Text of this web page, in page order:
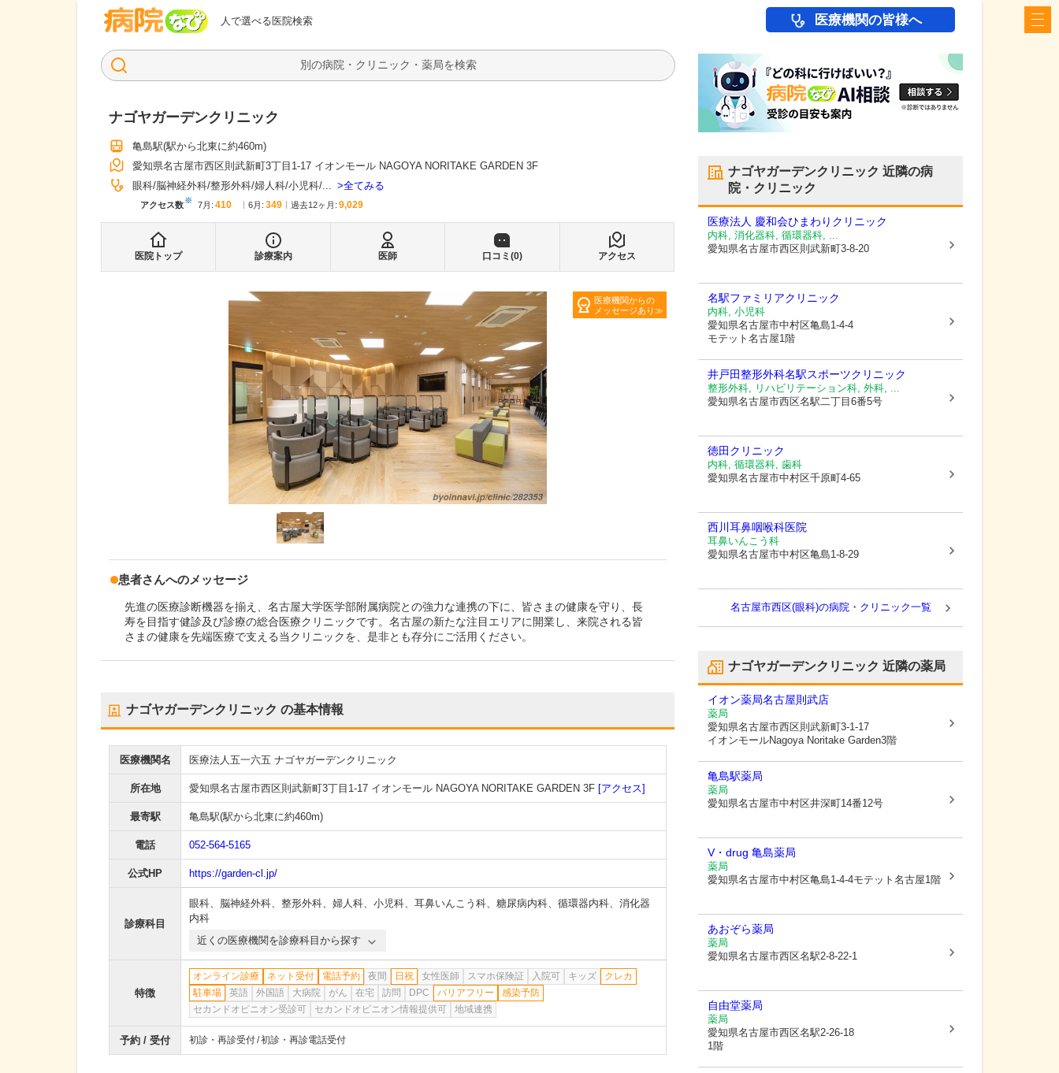
人で選べる医院検索
病院なび 医療機関の皆様へ
検索
ナゴヤガーデンクリニック
亀島駅(駅から北東に約460m)
愛知県名古屋市西区則武新町3丁目1-17 イオンモール NAGOYA NORITAKE GARDEN 3F
眼科 脳神経外科 整形外科 婦人科 小児科 ... 全てみる
アクセス数※ 7月 : 410 6月 : 349 過去12ヶ月: 9,029
医院トップ 診療案内 医師 口コミ(0) アクセス
医療機関からの
メッセージあり
患者さんへのメッセージ
先進の医療診断機器を揃え、名古屋大学医学部附属病院との強力な連携の下に、皆さまの健康を守り、長
寿を目指す健診及び診療の総合医療クリニックです。名古屋の新たな注目エリアに開業し、来院される皆
さまの健康を先端医療で支える当クリニックを、是非とも存分にご活用ください。
ナゴヤガーデンクリニック の基本情報
医療機関名 医療法人五一六五 ナゴヤガーデンクリニック
所在地 愛知県名古屋市西区則武新町3丁目1-17 イオンモール NAGOYA NORITAKE GARDEN 3F [アクセス]
最寄駅 亀島駅(駅から北東に約460m)
電話 052-564-5165
公式HP https://garden-cl.jp/
診療科目
眼科、 脳神経外科、 整形外科、 婦人科、 小児科、 耳鼻いんこう科、 糖尿病内科、 循環器内科、 消化器
内科
近くの医療機関を診療科目から探す
特徴
オンライン診療 ネット受付 電話予約 夜間 日祝 女性医師 スマホ保険証 入院可 キッズ
クレカ
駐車場
英語 外国語 大病院 がん 在宅 訪問 DPC バリアフリー
感染予防
セカンドオピニオン受診可
セカンドオピニオン情報提供可 地域連携
予約 / 受付 初診・再診受付 初診・再診電話受付
ナゴヤガーデンクリニック 近隣の病
院・クリニック
医療法人 慶和会ひまわりクリニック
内科, 消化器科, 循環器科, ...
愛知県名古屋市西区則武新町3-8-20
名駅ファミリアクリニック
内科, 小児科
愛知県名古屋市中村区亀島1-4-4
モテット名古屋1階
井戸田整形外科名駅スポーツクリニック
整形外科, リハビリテーション科, 外科, ...
愛知県名古屋市西区名駅二丁目6番5号
徳田クリニック
内科, 循環器科, 歯科
愛知県名古屋市中村区千原町4-65
西川耳鼻咽喉科医院
耳鼻いんこう科
愛知県名古屋市中村区亀島1-8-29
名古屋市西区(眼科)の病院・クリニック一覧
ナゴヤガーデンクリニック 近隣の薬局
イオン薬局名古屋則武店
薬局
愛知県名古屋市西区則武新町3-1-17
イオンモールNagoya Noritake Garden3階
亀島駅薬局
薬局
愛知県名古屋市中村区井深町14番12号
V・drug 亀島薬局
薬局
愛知県名古屋市中村区亀島1-4-4モテット名古屋1階
あおぞら薬局
薬局
愛知県名古屋市西区名駅2-8-22-1
自由堂薬局
薬局
愛知県名古屋市西区名駅2-26-18
1階